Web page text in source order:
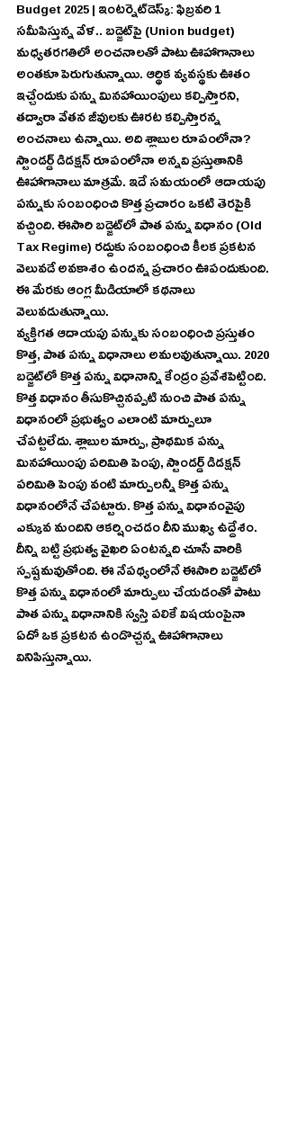
Budget 2025 | ఇంటర్నెట్‌డెస్క్‌: ఫిబ్రవరి 1
సమీపిస్తున్న వేళ.. బడ్జెట్‌పై (Union budget)
మధ్యతరగతిలో అంచనాలతో పాటు ఊహాగానాలు
అంతకూ పెరుగుతున్నాయి. ఆర్థిక వ్యవస్థకు ఊతం
ఇచ్చేందుకు పన్ను మినహాయింపులు కల్పిస్తారని,
తద్వారా వేతన జీవులకు ఊరట కల్పిస్తారన్న
అంచనాలు ఉన్నాయి. అది శ్లాబుల రూపంలోనా?
స్టాండర్డ్‌ డిడక్షన్‌ రూపంలోనా అన్నవి ప్రస్తుతానికి
ఊహాగానాలు మాత్రమే. ఇదే సమయంలో ఆదాయపు
పన్నుకు సంబంధించి కొత్త ప్రచారం ఒకటి తెరపైకి
వచ్చింది. ఈసారి బడ్జెట్‌లో పాత పన్ను విధానం (Old
Tax Regime) రద్దుకు సంబంధించి కీలక ప్రకటన
వెలువడే అవకాశం ఉందన్న ప్రచారం ఊపందుకుంది.
ఈ మేరకు ఆంగ్ల మీడియాలో కథనాలు
వెలువడుతున్నాయి.
వ్యక్తిగత ఆదాయపు పన్నుకు సంబంధించి ప్రస్తుతం
కొత్త, పాత పన్ను విధానాలు అమలవుతున్నాయి. 2020
బడ్జెట్‌లో కొత్త పన్ను విధానాన్ని కేంద్రం ప్రవేశపెట్టింది.
కొత్త విధానం తీసుకొచ్చినప్పటి నుంచి పాత పన్ను
విధానంలో ప్రభుత్వం ఎలాంటి మార్పులూ
చేపట్టలేదు. శ్లాబుల మార్పు, ప్రాథమిక పన్ను
మినహాయింపు పరిమితి పెంపు, స్టాండర్డ్‌ డిడక్షన్‌
పరిమితి పెంపు వంటి మార్పులన్నీ కొత్త పన్ను
విధానంలోనే చేపట్టారు. కొత్త పన్ను విధానంవైపు
ఎక్కువ మందిని ఆకర్షించడం దీని ముఖ్య ఉద్దేశం.
దీన్ని బట్టి ప్రభుత్వ వైఖరి ఏంటన్నది చూసే వారికి
స్పష్టమవుతోంది. ఈ నేపథ్యంలోనే ఈసారి బడ్జెట్‌లో
కొత్త పన్ను విధానంలో మార్పులు చేయడంతో పాటు
పాత పన్ను విధానానికి స్వస్తి పలికే విషయంపైనా
ఏదో ఒక ప్రకటన ఉండొచ్చన్న ఊహాగానాలు
వినిపిస్తున్నాయి.